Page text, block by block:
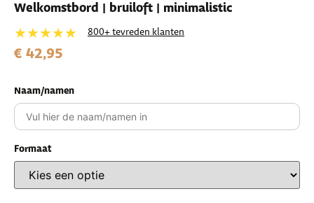
Welkomstbord | bruiloft | minimalistic
★★★★★ 800+ tevreden klanten
€ 42,95
Naam/namen
Formaat